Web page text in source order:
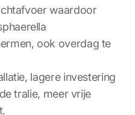
waardoor
ook overdag te
lagere investering
tralie, meer vrije